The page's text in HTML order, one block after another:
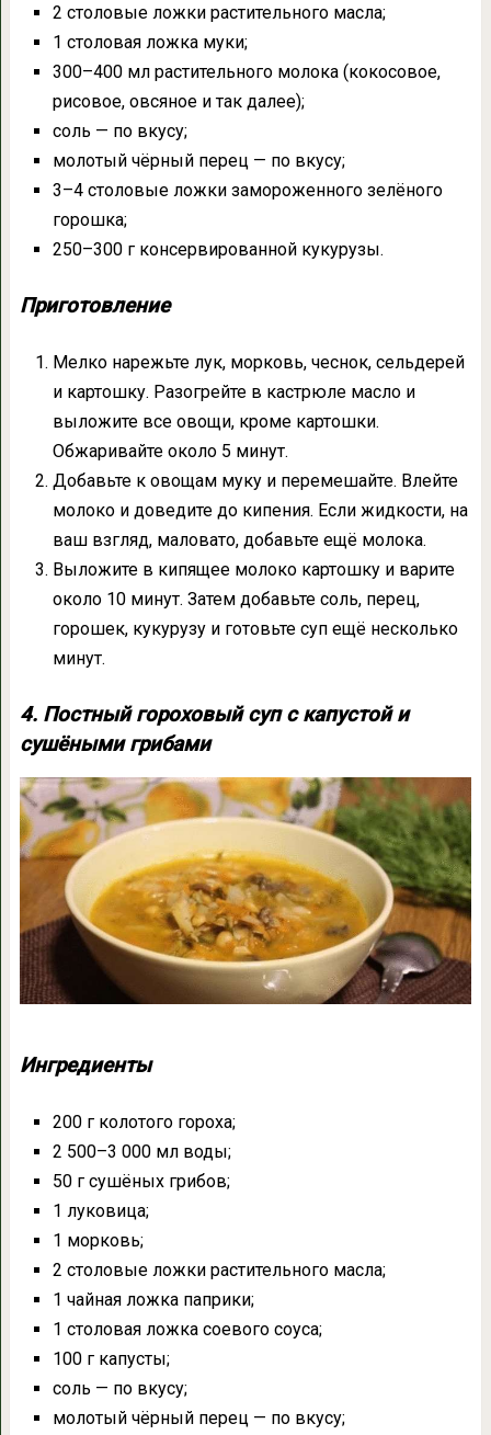
2 столовые ложки растительного масла;
1 столовая ложка муки;
300–400 мл растительного молока (кокосовое,
рисовое, овсяное и так далее);
соль — по вкусу;
молотый чёрный перец — по вкусу;
3–4 столовые ложки замороженного зелёного
горошка;
250–300 г консервированной кукурузы.
Приготовление
Мелко нарежьте лук, морковь, чеснок, сельдерей
и картошку. Разогрейте в кастрюле масло и
выложите все овощи, кроме картошки.
Обжаривайте около 5 минут.
Добавьте к овощам муку и перемешайте. Влейте
молоко и доведите до кипения. Если жидкости, на
ваш взгляд, маловато, добавьте ещё молока.
Выложите в кипящее молоко картошку и варите
около 10 минут. Затем добавьте соль, перец,
горошек, кукурузу и готовьте суп ещё несколько
минут.
4. Постный гороховый суп с капустой и
сушёными грибами
Ингредиенты
200 г колотого гороха;
2 500–3 000 мл воды;
50 г сушёных грибов;
1 луковица;
1 морковь;
2 столовые ложки растительного масла;
1 чайная ложка паприки;
1 столовая ложка соевого соуса;
100 г капусты;
соль — по вкусу;
молотый чёрный перец — по вкусу;